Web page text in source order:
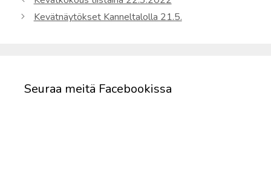
Kevätnäytökset Kanneltalolla 21.5.
Seuraa meitä Facebookissa